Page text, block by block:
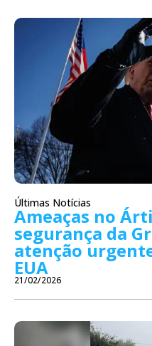
Últimas Notícias
Ameaças no
segurança da
atenção
EUA
21/02/2026